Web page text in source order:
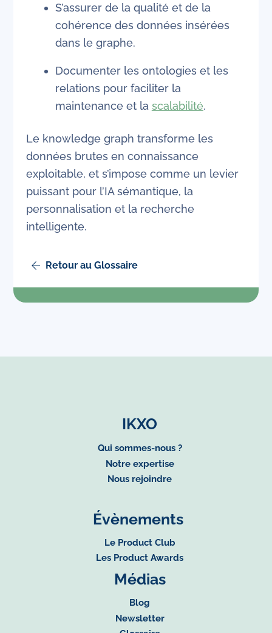
S’assurer de la qualité et de la
cohérence des données insérées
dans le graphe.
Documenter les ontologies et les
relations pour faciliter la
maintenance et la scalabilité.
Le knowledge graph transforme les
données brutes en connaissance
exploitable, et s’impose comme un levier
puissant pour l’IA sémantique, la
personnalisation et la recherche
intelligente.
Retour au Glossaire
IKXO
Qui sommes-nous ?
Notre expertise
Nous rejoindre
Évènements
Le Product Club
Les Product Awards
Médias
Blog
Newsletter